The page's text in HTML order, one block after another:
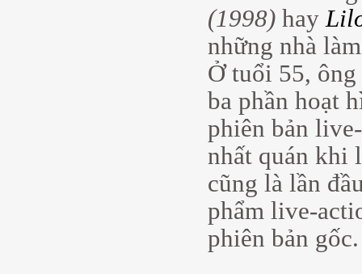
(1998) hay
những nhà
Ở tuổi 55,
ba phần hoạt
phiên bản
nhất quán khi
cũng là lần
phẩm live-
phiên bản gốc.